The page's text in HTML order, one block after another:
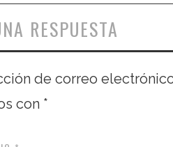
RESPUESTA
de correo
con *